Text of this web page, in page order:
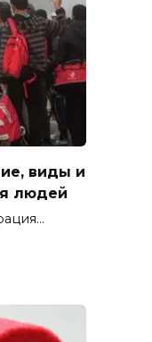
виды и
людей